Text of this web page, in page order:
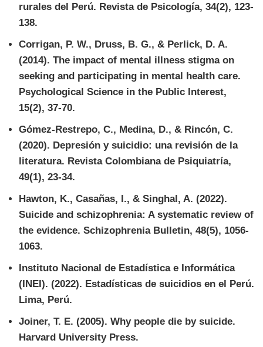
rurales del Perú. Revista de Psicología, 34(2), 123-
138.
Corrigan, P. W., Druss, B. G., & Perlick, D. A.
(2014). The impact of mental illness stigma on
seeking and participating in mental health care.
Psychological Science in the Public Interest,
15(2), 37-70.
Gómez-Restrepo, C., Medina, D., & Rincón, C.
(2020). Depresión y suicidio: una revisión de la
literatura. Revista Colombiana de Psiquiatría,
49(1), 23-34.
Hawton, K., Casañas, I., & Singhal, A. (2022).
Suicide and schizophrenia: A systematic review of
the evidence. Schizophrenia Bulletin, 48(5), 1056-
1063.
Instituto Nacional de Estadística e Informática
(INEI). (2022). Estadísticas de suicidios en el Perú.
Lima, Perú.
Joiner, T. E. (2005). Why people die by suicide.
Harvard University Press.